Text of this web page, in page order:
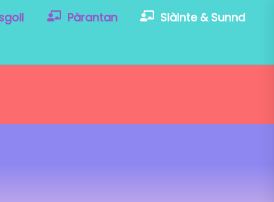
Pàrantan Slàinte & Sunnd